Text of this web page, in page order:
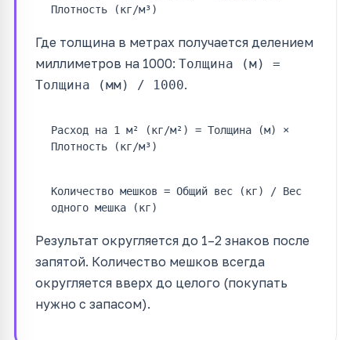
Плотность (кг/м³)
Где толщина в метрах получается делением
миллиметров на 1000: Толщина (м) =
Толщина (мм) / 1000.
Расход на 1 м² (кг/м²) = Толщина (м) ×
Плотность (кг/м³)
Количество мешков = Общий вес (кг) / Вес
одного мешка (кг)
Результат округляется до 1–2 знаков после
запятой. Количество мешков всегда
округляется вверх до целого (покупать
нужно с запасом).